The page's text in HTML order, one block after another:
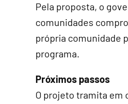
Pela proposta, o
comunidades
própria comunidade
programa.
Próximos passos
O projeto tramita em